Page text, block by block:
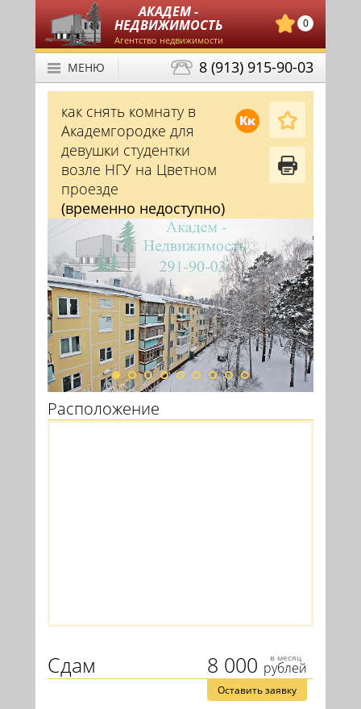
АКАДЕМ -
НЕДВИЖИМОСТЬ
Агентство недвижимости
0
8 (913) 915-90-03
МЕНЮ
Кк
как снять комнату в
Академгородке для
девушки студентки
возле НГУ на Цветном
проезде
(временно недоступно)
Расположение
8 000 в месяц
рублей
Сдам
Оставить заявку